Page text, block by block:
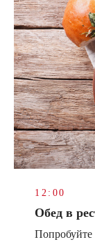
12:00
Обед в